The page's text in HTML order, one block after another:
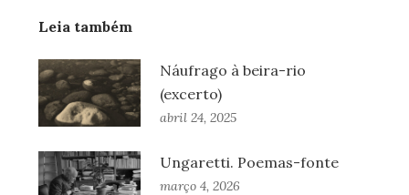
Leia também
Náufrago à beira-rio
(excerto)
abril 24, 2025
Ungaretti. Poemas-fonte
março 4, 2026